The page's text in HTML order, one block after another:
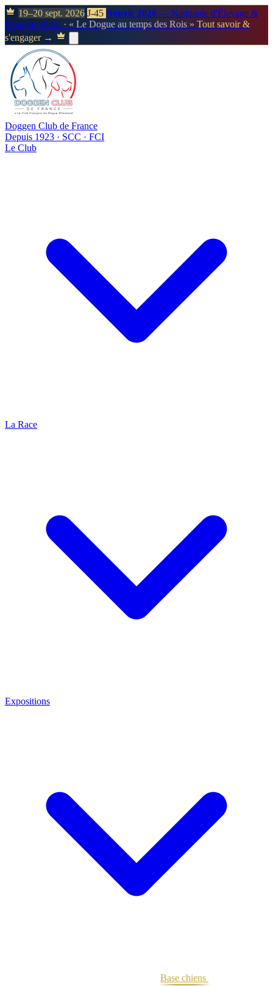
19–20 sept. 2026 J-45 Neuvic 2026 — Nationale d'Élevage &
Doggen Show · « Le Dogue au temps des Rois » Tout savoir &
s'engager →
Doggen Club de France
Depuis 1923 · SCC · FCI
Le Club
La Race
Expositions
Base chiens